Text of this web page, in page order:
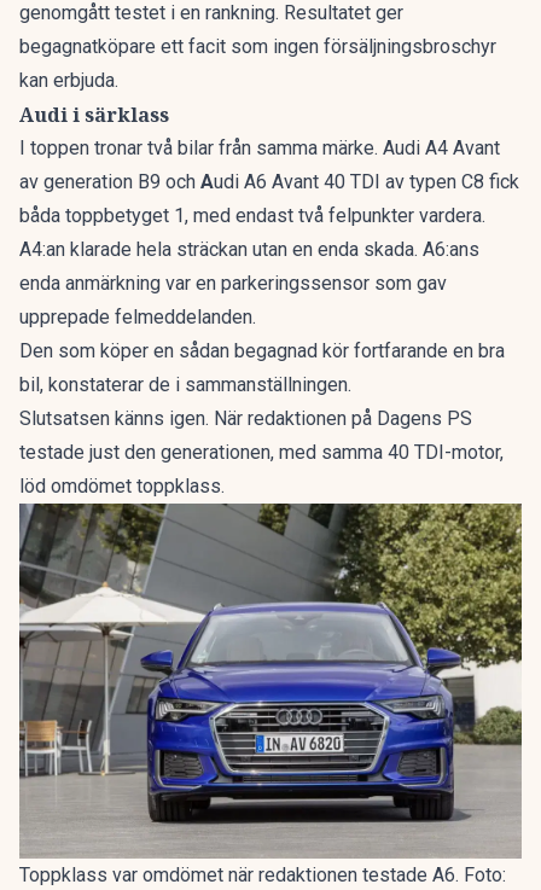
genomgått testet i en rankning. Resultatet ger
begagnatköpare ett facit som ingen försäljningsbroschyr
kan erbjuda.
Audi i särklass
I toppen tronar två bilar från samma märke. Audi A4 Avant
av generation B9 och Audi A6 Avant 40 TDI av typen C8 fick
båda toppbetyget 1, med endast två felpunkter vardera.
A4:an klarade hela sträckan utan en enda skada. A6:ans
enda anmärkning var en parkeringssensor som gav
upprepade felmeddelanden.
Den som köper en sådan begagnad kör fortfarande en bra
bil, konstaterar de i sammanställningen.
Slutsatsen känns igen. När redaktionen på Dagens PS
testade just den generationen, med samma 40 TDI-motor,
löd omdömet toppklass.
Toppklass var omdömet när redaktionen testade A6. Foto: